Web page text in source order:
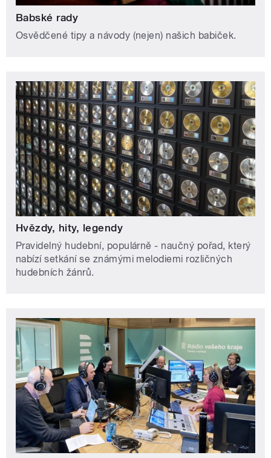
Babské rady
Osvědčené tipy a návody (nejen) našich babiček.
Hvězdy, hity, legendy
Pravidelný hudební, populárně - naučný pořad, který
nabízí setkání se známými melodiemi rozličných
hudebních žánrů.